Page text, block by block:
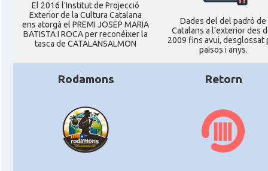
El 2016 l'Institut de Projecció
Exterior de la Cultura Catalana
ens atorgà el PREMI JOSEP MARIA
BATISTA I ROCA per reconéixer la
tasca de CATALANSALMON
Dades del del padró de
Catalans a l'exterior des
2009 fins avui, desglossat
paisos i anys.
Rodamons Retorn